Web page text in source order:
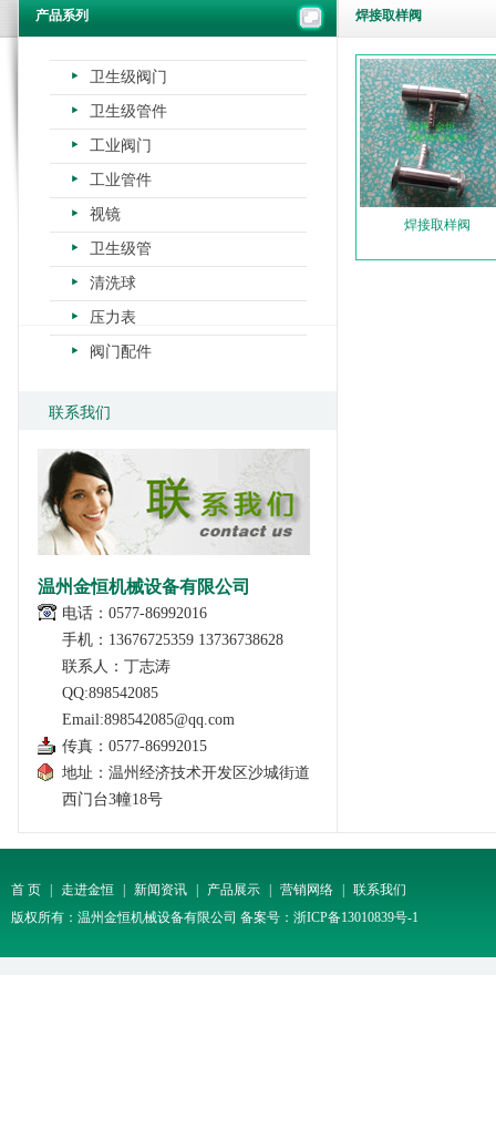
产品系列
卫生级阀门
卫生级管件
工业阀门
工业管件
视镜
卫生级管
清洗球
压力表
阀门配件
联系我们
温州金恒机械设备有限公司
电话：0577-86992016
手机：13676725359 13736738628
联系人：丁志涛
QQ:898542085
Email:898542085@qq.com
传真：0577-86992015
地址：温州经济技术开发区沙城街道
西门台3幢18号
焊接取样阀
焊接取样阀
首 页 走进金恒 新闻资讯 产品展示 营销网络
联系我们
版权所有：温州金恒机械设备有限公司 备案号： 浙ICP备13010839号-1